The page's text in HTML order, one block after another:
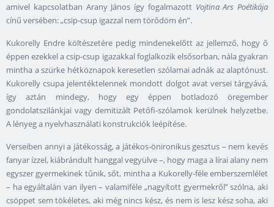
amivel kapcsolatban Arany János így fogalmazott Vojtina Ars Poétikája
cínű versében: „csip-csup igazzal nem törődöm én”.
Kukorelly Endre költészetére pedig mindenekelőtt az jellemző, hogy ő
éppen ezekkel a csip-csup igazakkal foglalkozik elsősorban, nála gyakran
mintha a szürke hétköznapok keresetlen szólamai adnák az alaptónust.
Kukorelly csupa jelentéktelennek mondott dolgot avat versei tárgyává,
így aztán mindegy, hogy egy éppen botladozó öregember
gondolatszilánkjai vagy demitizált Petőfi-szólamok kerülnek helyzetbe.
A lényeg a nyelvhasználati konstrukciók leépítése.
Verseiben annyi a játékosság, a játékos-önironikus gesztus – nem kevés
fanyar ízzel, kiábrándult hanggal vegyülve –, hogy maga a lírai alany nem
egyszer gyermekinek tűnik, sőt, mintha a Kukorelly-féle emberszemlélet
– ha egyáltalán van ilyen – valamiféle „nagyított gyermekről” szólna, aki
csöppet sem tökéletes, aki még nincs kész, és nem is lesz kész soha, aki